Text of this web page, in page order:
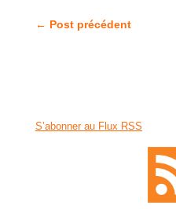
← Post précédent
S’abonner au Flux RSS